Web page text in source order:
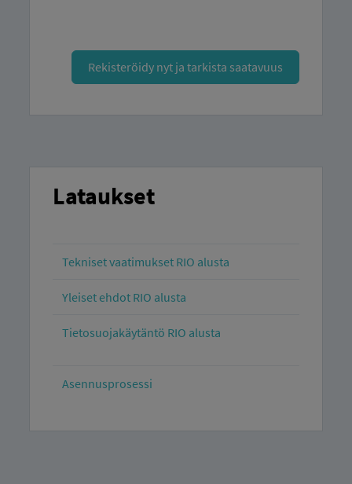
Rekisteröidy nyt ja tarkista saatavuus
Lataukset
Tekniset vaatimukset RIO alusta
Yleiset ehdot RIO alusta
Tietosuojakäytäntö RIO alusta
Asennusprosessi